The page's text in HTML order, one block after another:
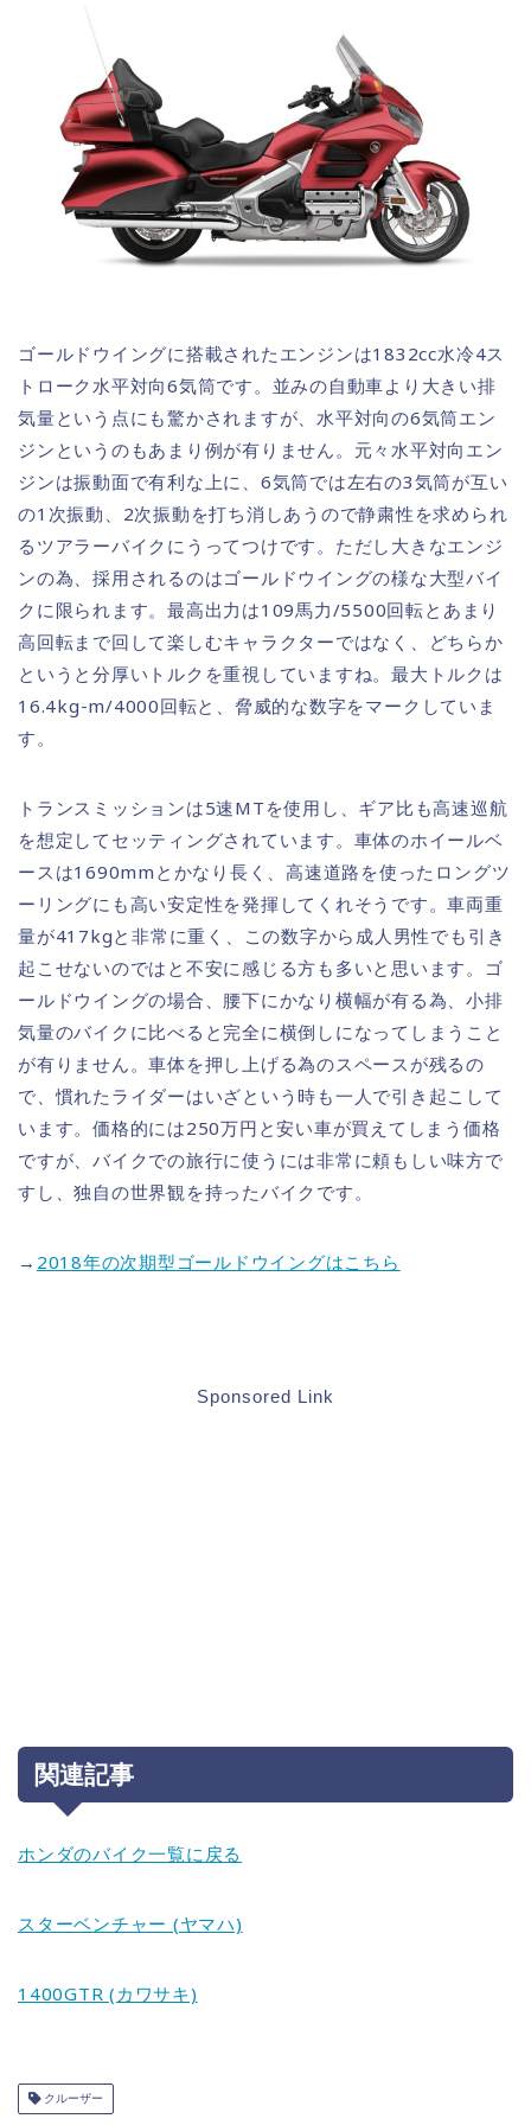
ゴールドウイングに搭載されたエンジンは1832cc水冷4ス
トローク水平対向6気筒です。並みの自動車より大きい排
気量という点にも驚かされますが、水平対向の6気筒エン
ジンというのもあまり例が有りません。元々水平対向エン
ジンは振動面で有利な上に、6気筒では左右の3気筒が互い
の1次振動、2次振動を打ち消しあうので静粛性を求められ
るツアラーバイクにうってつけです。ただし大きなエンジ
ンの為、採用されるのはゴールドウイングの様な大型バイ
クに限られます。最高出力は109馬力/5500回転とあまり
高回転まで回して楽しむキャラクターではなく、どちらか
というと分厚いトルクを重視していますね。最大トルクは
16.4kg-m/4000回転と、脅威的な数字をマークしていま
す。
トランスミッションは5速MTを使用し、ギア比も高速巡航
を想定してセッティングされています。車体のホイールベ
ースは1690mmとかなり長く、高速道路を使ったロングツ
ーリングにも高い安定性を発揮してくれそうです。車両重
量が417kgと非常に重く、この数字から成人男性でも引き
起こせないのではと不安に感じる方も多いと思います。ゴ
ールドウイングの場合、腰下にかなり横幅が有る為、小排
気量のバイクに比べると完全に横倒しになってしまうこと
が有りません。車体を押し上げる為のスペースが残るの
で、慣れたライダーはいざという時も一人で引き起こして
います。価格的には250万円と安い車が買えてしまう価格
ですが、バイクでの旅行に使うには非常に頼もしい味方で
すし、独自の世界観を持ったバイクです。
→ 2018年の次期型ゴールドウイングはこちら
Sponsored Link
関連記事
ホンダのバイク一覧に戻る
スターベンチャー (ヤマハ)
1400GTR (カワサキ)
クルーザー